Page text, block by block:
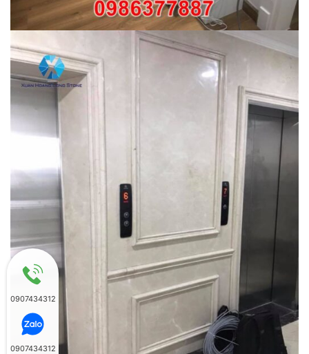
0907434312
0907434312